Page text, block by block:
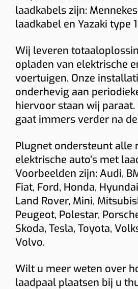
laadkabels zijn:
laadkabel en Yazaki type
Wij leveren
opladen van elektrische
voertuigen. Onze
onderhevig aan
hiervoor staan wij paraat.
gaat immers verder na
Plugnet ondersteunt alle
elektrische auto’s met
Voorbeelden zijn: Audi,
Fiat, Ford, Honda,
Land Rover, Mini,
Peugeot, Polestar,
Skoda, Tesla, Toyota,
Volvo.
Wilt u meer weten over
laadpaal plaatsen bij u
Socket Smart charging Mobiele
Ingebouwde MID-
Bidirectioneel 22 kW
Indicatieve totaalprijs
€ 1543 – € 1774 (incl. 6% btw)
Toestel: € 882
Installatie + materiaal: € 350 • Load
Naam
E-mail
Telefoon
Installatieadres